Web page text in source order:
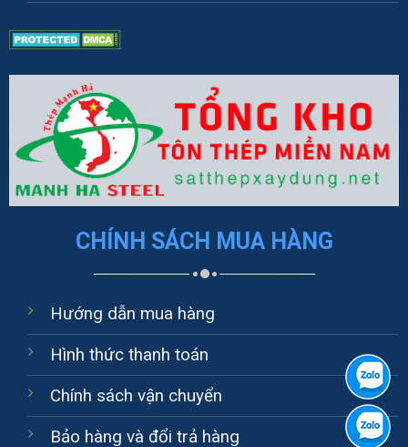
CHÍNH SÁCH MUA HÀNG
Hướng dẫn mua hàng
Hình thức thanh toán
Chính sách vận chuyển
Bảo hàng và đổi trả hàng